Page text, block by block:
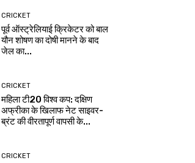
CRICKET
पूर्व ऑस्ट्रेलियाई क्रिकेटर को बाल
यौन शोषण का दोषी मानने के बाद
जेल का...
CRICKET
महिला टी20 विश्व कप: दक्षिण
अफ्रीका के खिलाफ नेट साइवर-
ब्रंट की वीरतापूर्ण वापसी के...
CRICKET